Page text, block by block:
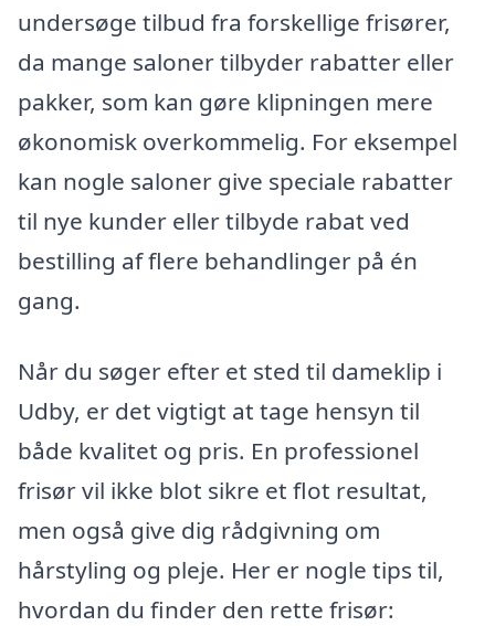
undersøge tilbud fra forskellige frisører,
da mange saloner tilbyder rabatter eller
pakker, som kan gøre klipningen mere
økonomisk overkommelig. For eksempel
kan nogle saloner give speciale rabatter
til nye kunder eller tilbyde rabat ved
bestilling af flere behandlinger på én
gang.
Når du søger efter et sted til dameklip i
Udby, er det vigtigt at tage hensyn til
både kvalitet og pris. En professionel
frisør vil ikke blot sikre et flot resultat,
men også give dig rådgivning om
hårstyling og pleje. Her er nogle tips til,
hvordan du finder den rette frisør: